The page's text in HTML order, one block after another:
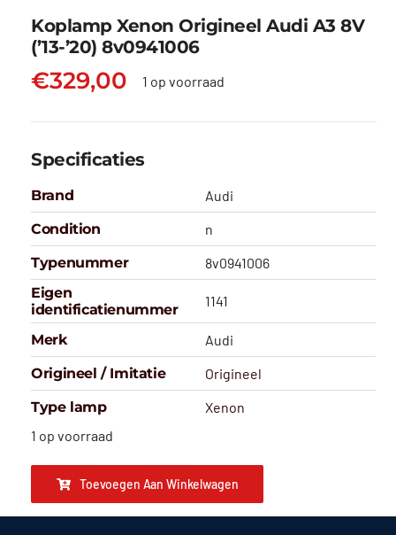
Koplamp Xenon Origineel Audi A3 8V
(’13-’20) 8v0941006
€329,00 1 op voorraad
Specificaties
Brand
Audi
Condition
n
Typenummer
8v0941006
Eigen
identificatienummer
1141
Merk
Audi
Origineel / Imitatie
Origineel
Type lamp
Xenon
1 op voorraad
Toevoegen Aan Winkelwagen